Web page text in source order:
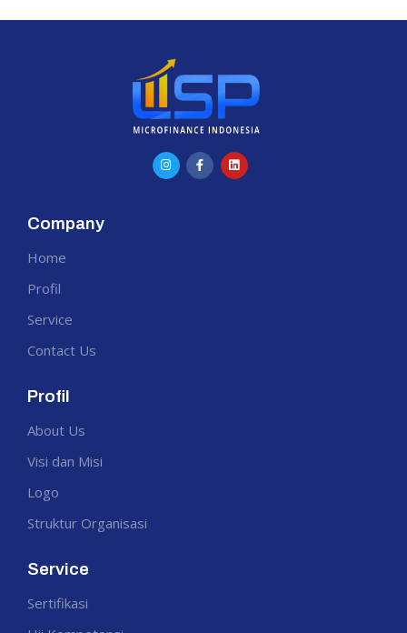
Company
Home
Profil
Service
Contact Us
Profil
About Us
Visi dan Misi
Logo
Struktur Organisasi
Service
Sertifikasi